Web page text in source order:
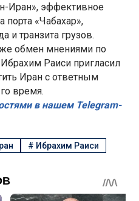
Иран», эффективное
порта «Чабахар»,
и транзита грузов.
обмен мнениями по
Раиси пригласил
Иран с ответным
время.
в нашем Telegram-
# Ибрахим Раиси